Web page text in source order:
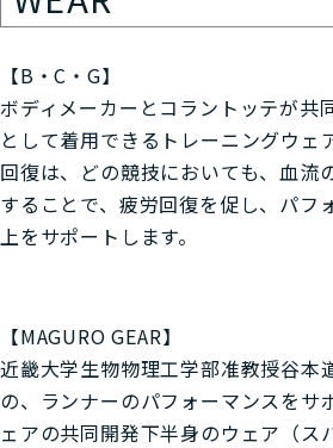
【B・C・G】
ボディメーカーとコラントッテが共
として着用できるトレーニングウェ
回復は、どの競技においても、血流
することで、疲労回復を促し、パフ
上をサポートします。
【MAGURO GEAR】
近畿大学生物物理工学部准教授谷本
の、ランナーのパフォーマンスをサ
ェアの共同開発下半身のウェア（ス